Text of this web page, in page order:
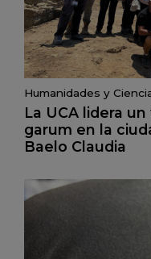
Humanidades y
La UCA lidera
garum en la
Baelo Claudia